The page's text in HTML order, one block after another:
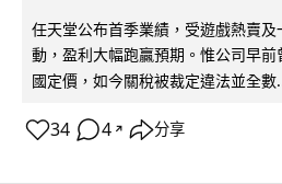
任天堂公布首季業績，受遊戲熱賣
動，盈利大幅跑贏預期。惟公司早
國定價，如今關稅被裁定違法並全數
34 4 ↗ 分享